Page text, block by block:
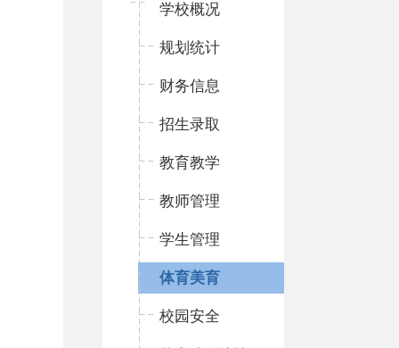
学校概况
规划统计
财务信息
招生录取
教育教学
教师管理
学生管理
体育美育
校园安全